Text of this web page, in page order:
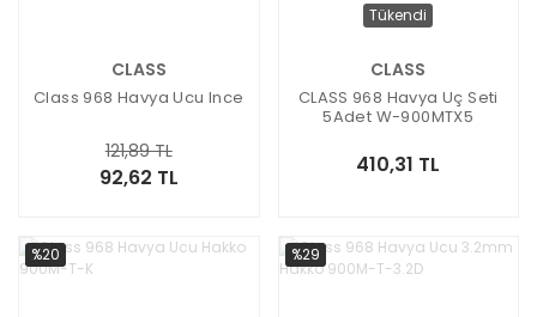
CLASS
Class 968 Havya Ucu Ince
92,62 TL
121,89 TL
Tükendi
CLASS
CLASS 968 Havya Uç Seti
5Adet W-900MTX5
410,31 TL
%20 %29